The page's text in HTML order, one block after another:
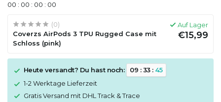
00 : 00 : 00 : 00
(0)
Coverzs AirPods 3 TPU Rugged Case mit
Schloss (pink)
Auf Lager
€15,99
Heute versandt? Du hast noch: 09 :33: 45
1-2 Werktage Lieferzeit
Gratis Versand mit DHL Track & Trace